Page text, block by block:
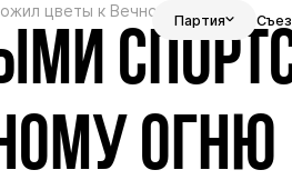
Партия
цветы к Вечному огню
ОГНЮ